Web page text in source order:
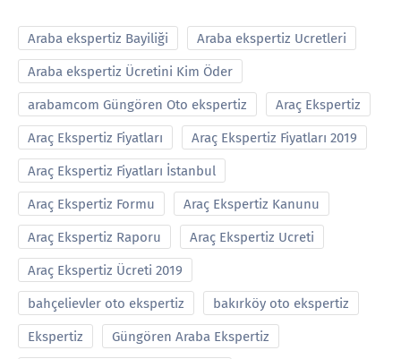
Araba ekspertiz Bayiliği Araba ekspertiz Ucretleri
Araba ekspertiz Ücretini Kim Öder
arabamcom Güngören Oto ekspertiz Araç Ekspertiz
Araç Ekspertiz Fiyatları Araç Ekspertiz Fiyatları 2019
Araç Ekspertiz Fiyatları İstanbul
Araç Ekspertiz Formu Araç Ekspertiz Kanunu
Araç Ekspertiz Raporu Araç Ekspertiz Ucreti
Araç Ekspertiz Ücreti 2019
bahçelievler oto ekspertiz bakırköy oto ekspertiz
Ekspertiz Güngören Araba Ekspertiz